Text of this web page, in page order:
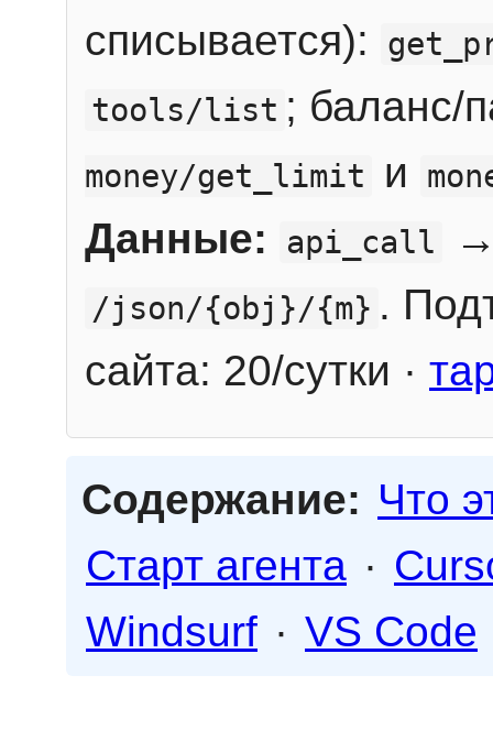
списывается):
tools/list ; баланс/
money/get_limit и
Данные: api_call
/json/{obj}/{m} .
сайта: 20/сутки ·
Содержание: Что
Старт агента ·
Windsurf · VS Code